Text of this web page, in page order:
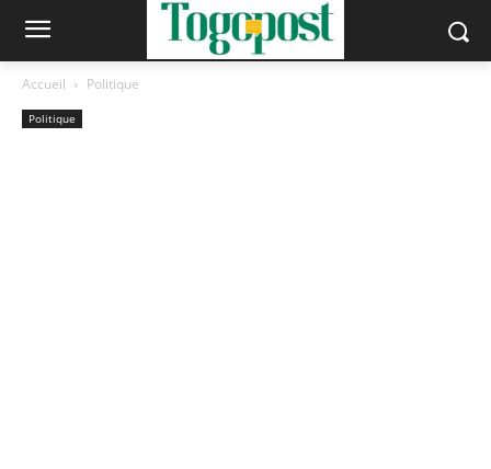
Accueil Politique
Politique